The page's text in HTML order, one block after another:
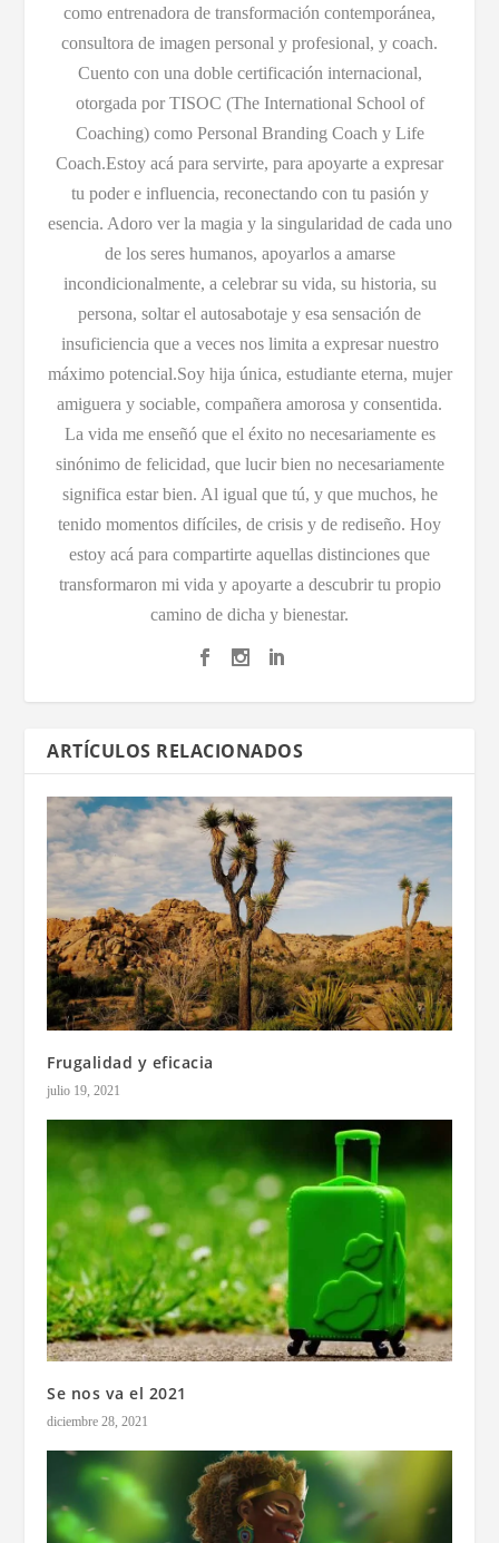
como entrenadora de transformación contemporánea,
consultora de imagen personal y profesional, y coach.
Cuento con una doble certificación internacional,
otorgada por TISOC (The International School of
Coaching) como Personal Branding Coach y Life
Coach.Estoy acá para servirte, para apoyarte a expresar
tu poder e influencia, reconectando con tu pasión y
esencia. Adoro ver la magia y la singularidad de cada uno
de los seres humanos, apoyarlos a amarse
incondicionalmente, a celebrar su vida, su historia, su
persona, soltar el autosabotaje y esa sensación de
insuficiencia que a veces nos limita a expresar nuestro
máximo potencial.Soy hija única, estudiante eterna, mujer
amiguera y sociable, compañera amorosa y consentida.
La vida me enseñó que el éxito no necesariamente es
sinónimo de felicidad, que lucir bien no necesariamente
significa estar bien. Al igual que tú, y que muchos, he
tenido momentos difíciles, de crisis y de rediseño. Hoy
estoy acá para compartirte aquellas distinciones que
transformaron mi vida y apoyarte a descubrir tu propio
camino de dicha y bienestar.
ARTÍCULOS RELACIONADOS
Frugalidad y eficacia
julio 19, 2021
Se nos va el 2021
diciembre 28, 2021